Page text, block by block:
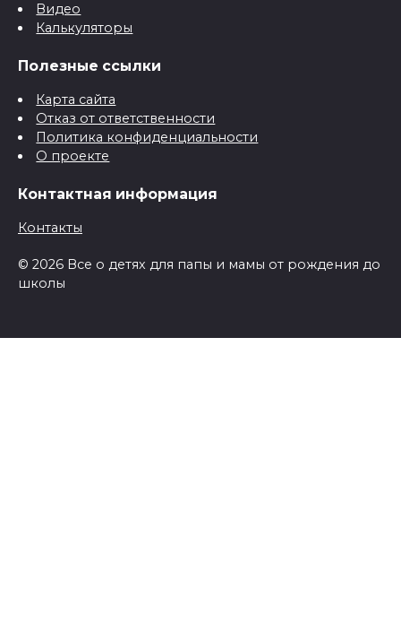
Видео
Калькуляторы
Полезные ссылки
Карта сайта
Отказ от ответственности
Политика конфиденциальности
О проекте
Контактная информация
Контакты
© 2026 Все о детях для папы и мамы от рождения до
школы